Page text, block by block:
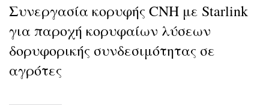
Συνεργασία κορυφής CNH με Starlink
για παροχή κορυφαίων λύσεων
δορυφορικής συνδεσιμότητας σε
αγρότες